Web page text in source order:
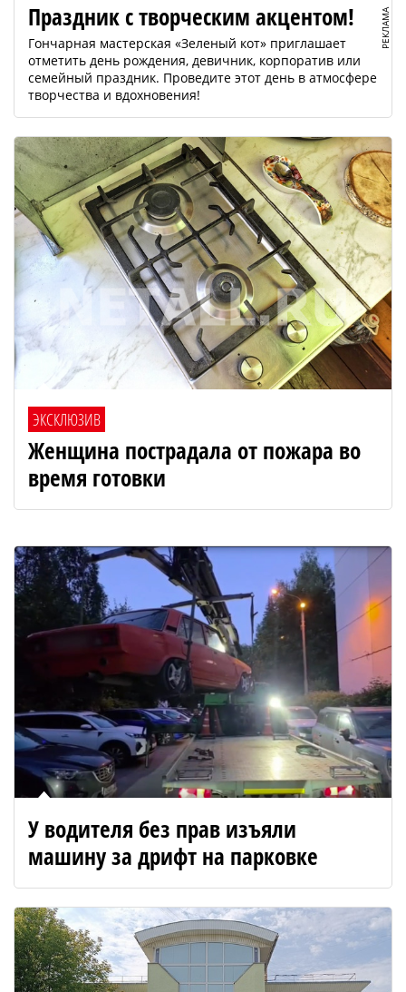
РЕКЛАМА
Праздник с творческим акцентом!
Гончарная мастерская «Зеленый кот» приглашает
отметить день рождения, девичник, корпоратив или
семейный праздник. Проведите этот день в атмосфере
творчества и вдохновения!
ЭКСКЛЮЗИВ
Женщина пострадала от пожара во
время готовки
У водителя без прав изъяли
машину за дрифт на парковке